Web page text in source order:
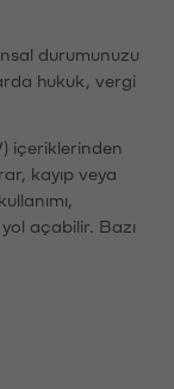
durumunuzu
hukuk, vergi
içeriklerinden
kayıp veya
açabilir. Bazı